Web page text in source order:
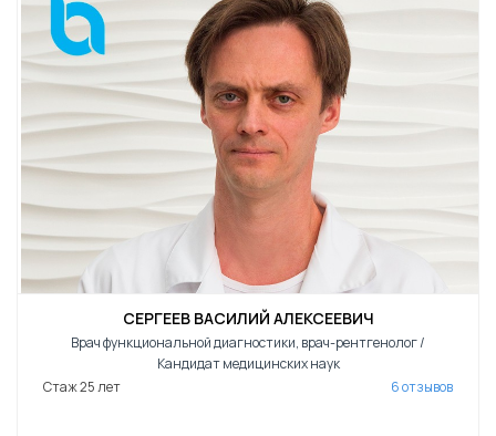
СЕРГЕЕВ ВАСИЛИЙ АЛЕКСЕЕВИЧ
Врач функциональной диагностики, врач-рентгенолог /
Кандидат медицинских наук
Стаж 25 лет
6 отзывов